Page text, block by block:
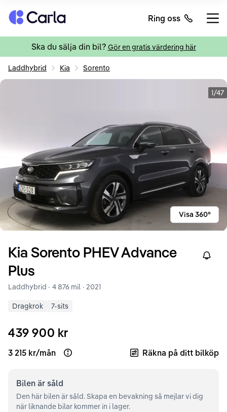
Tillbaka till startsidan Ring oss
Ska du sälja din bil? Gör en gratis värdering här
Laddhybrid Kia Sorento
1/47
Visa 360°
Kia Sorento PHEV Advance
Plus
Right
Laddhybrid · 4 876 mil · 2021
Dragkrok 7-sits
439 900 kr
3 215 kr/mån Open loan example Räkna på ditt bilköp
Bilen är såld
Den här bilen är såld. Skapa en bevakning så mejlar vi dig
när liknande bilar kommer in i lager.